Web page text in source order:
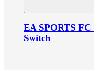
EA SPORTS FC
Switch